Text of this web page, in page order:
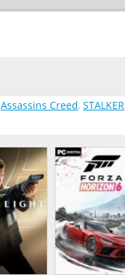
Assassins Creed, STALKER